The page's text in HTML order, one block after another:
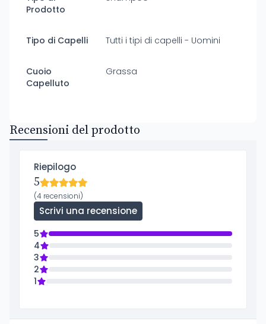
Prodotto
Tipo di Capelli Tutti i tipi di capelli - Uomini
Cuoio
Capelluto
Grassa
Recensioni del prodotto
Riepilogo
5
(4 recensioni)
Scrivi una recensione
5
4
3
2
1